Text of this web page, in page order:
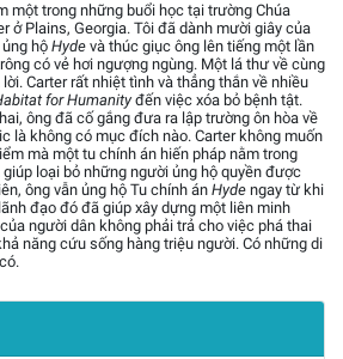
một trong những buổi học tại trường Chúa
ở Plains, Georgia. Tôi đã dành mười giây của
hộ Hyde và thúc giục ông lên tiếng một lần
có vẻ hơi ngượng ngùng. Một lá thư về cùng
Carter rất nhiệt tình và thẳng thắn về nhiều
for Humanityđến việc xóa bỏ bệnh tật.
ông đã cố gắng đưa ra lập trường ôn hòa về
là không có mục đích nào. Carter không muốn
mà một tu chính án hiến pháp nằm trong
loại bỏ những người ủng hộ quyền được
ông vẫn ủng hộ Tu chính án Hyde ngay từ khi
đạo đó đã giúp xây dựng một liên minh
người dân không phải trả cho việc phá thai
năng cứu sống hàng triệu người. Có những di